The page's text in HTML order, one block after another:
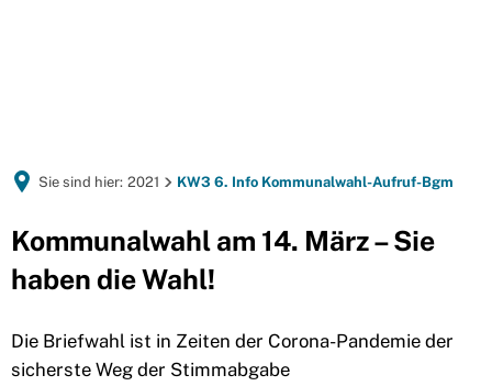
Sie sind hier: 2021 KW3 6. Info Kommunalwahl-Aufruf-Bgm
Kommunalwahl am 14. März – Sie
haben die Wahl!
Die Briefwahl ist in Zeiten der Corona-Pandemie der
sicherste Weg der Stimmabgabe